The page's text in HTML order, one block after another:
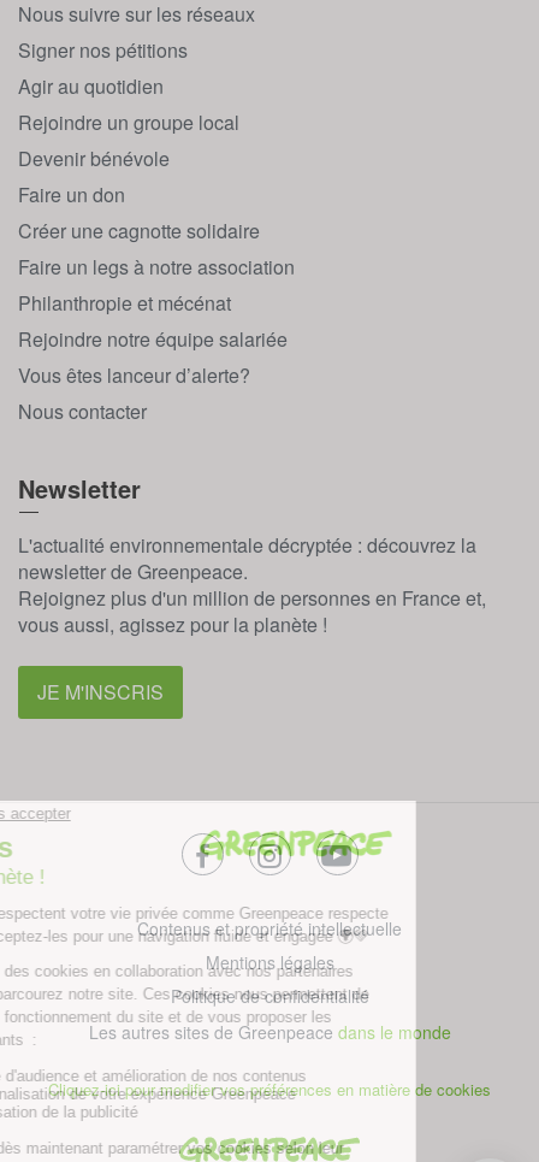
Nous suivre sur les réseaux
Signer nos pétitions
Agir au quotidien
Rejoindre un groupe local
Devenir bénévole
Faire un don
Créer une cagnotte solidaire
Faire un legs à notre association
Philanthropie et mécénat
Rejoindre notre équipe salariée
Vous êtes lanceur d’alerte?
Nous contacter
Newsletter
L'actualité environnementale décryptée : découvrez la
newsletter de Greenpeace.
Rejoignez plus d'un million de personnes en France et,
vous aussi, agissez pour la planète !
JE M'INSCRIS
facebookinstagramyoutube
Contenus et propriété intellectuelle
Mentions légales
Politique de confidentialité
Les autres sites de Greenpeace dans le monde
Cliquez-ici pour modifier vos préférences en matière de cookies
Greenpeace